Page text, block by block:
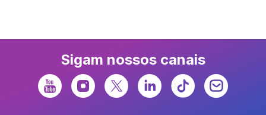
Sigam nossos canais